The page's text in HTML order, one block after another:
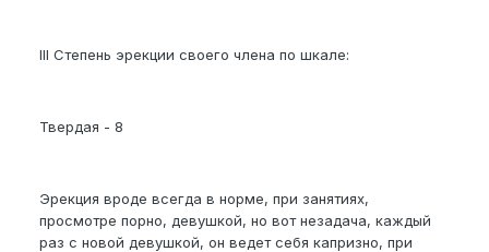
III Степень эрекции своего члена по шкале:
Твердая - 8
Эрекция вроде всегда в норме, при занятиях,
просмотре порно, девушкой, но вот незадача, каждый
раз с новой девушкой, он ведет себя капризно, при